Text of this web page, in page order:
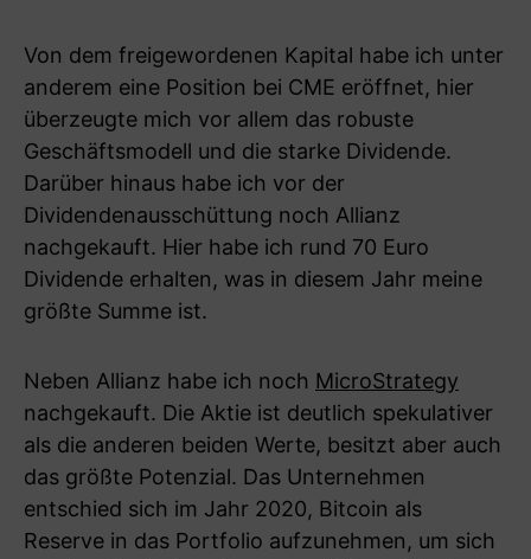
Von dem freigewordenen Kapital habe ich unter
anderem eine Position bei CME eröffnet, hier
überzeugte mich vor allem das robuste
Geschäftsmodell und die starke Dividende.
Darüber hinaus habe ich vor der
Dividendenausschüttung noch Allianz
nachgekauft. Hier habe ich rund 70 Euro
Dividende erhalten, was in diesem Jahr meine
größte Summe ist.
Neben Allianz habe ich noch MicroStrategy
nachgekauft. Die Aktie ist deutlich spekulativer
als die anderen beiden Werte, besitzt aber auch
das größte Potenzial. Das Unternehmen
entschied sich im Jahr 2020, Bitcoin als
Reserve in das Portfolio aufzunehmen, um sich